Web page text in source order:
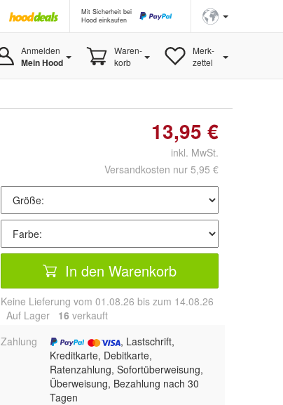
Mit Sicherheit bei
Hood einkaufen
Anmelden
Mein Hood
Waren-
korb
Merk-
zettel
13,95 €
inkl. MwSt.
Versandkosten nur 5,95 €
In den Warenkorb
Keine Lieferung vom 01.08.26 bis zum 14.08.26
Auf Lager 16 verkauft
Zahlung
, Lastschrift,
Kreditkarte, Debitkarte,
Ratenzahlung, Sofortüberweisung,
Überweisung, Bezahlung nach 30
Tagen